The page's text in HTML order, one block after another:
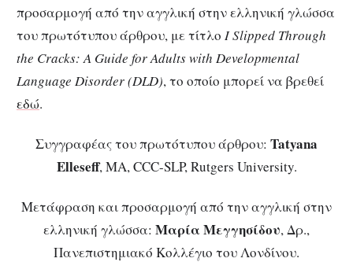
προσαρμογή από την αγγλική στην ελληνική γλώσσα
του πρωτότυπου άρθρου, με τίτλο I Slipped Through
the Cracks: A Guide for Adults with Developmental
Language Disorder (DLD), το οποίο μπορεί να βρεθεί
εδώ.
Συγγραφέας του πρωτότυπου άρθρου: Tatyana
Elleseff, MA, CCC-SLP, Rutgers University.
Μετάφραση και προσαρμογή από την αγγλική στην
ελληνική γλώσσα: Μαρία Μεγγησίδου, Δρ.,
Πανεπιστημιακό Κολλέγιο του Λονδίνου.